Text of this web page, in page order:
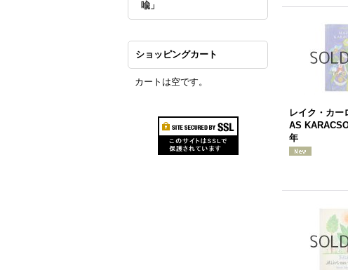
喩」
ショッピングカート
カートは空です。
レイク・カー
AS
年